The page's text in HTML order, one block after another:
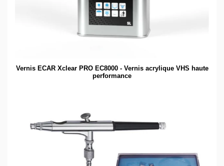
Vernis ECAR Xclear PRO EC8000 - Vernis acrylique VHS haute
performance